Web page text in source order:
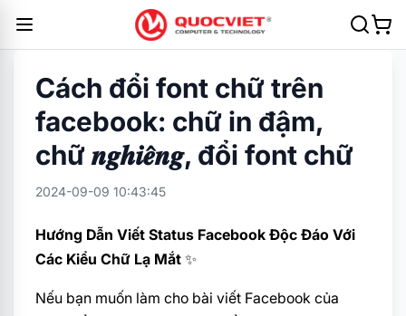
Cách đổi font chữ trên
facebook: chữ in đậm,
chữ 𝒏𝒈𝒉𝒊𝒆̂𝒏𝒈, đổi font chữ
2024-09-09 10:43:45
Hướng Dẫn Viết Status Facebook Độc Đáo Với
Các Kiểu Chữ Lạ Mắt ✨
Nếu bạn muốn làm cho bài viết Facebook của